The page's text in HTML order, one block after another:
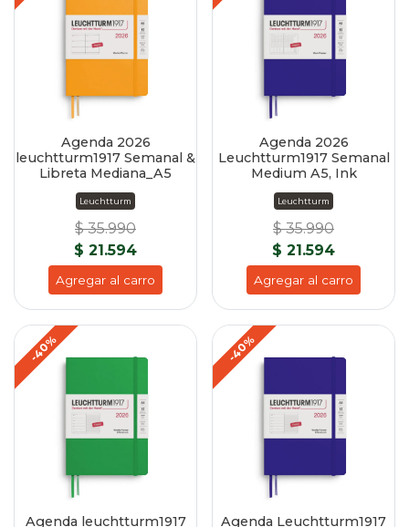
Agenda 2026
leuchtturm1917 Semanal &
Libreta Mediana_A5
Leuchtturm
$ 35.990
$ 21.594
Agregar al carro
Agenda 2026
Leuchtturm1917 Semanal
Medium A5, Ink
Leuchtturm
$ 35.990
$ 21.594
Agregar al carro
-40%
Agenda leuchtturm1917
-40%
Agenda Leuchtturm1917